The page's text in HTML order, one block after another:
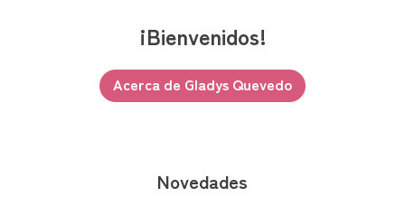
¡Bienvenidos!
Acerca de Gladys Quevedo
Novedades